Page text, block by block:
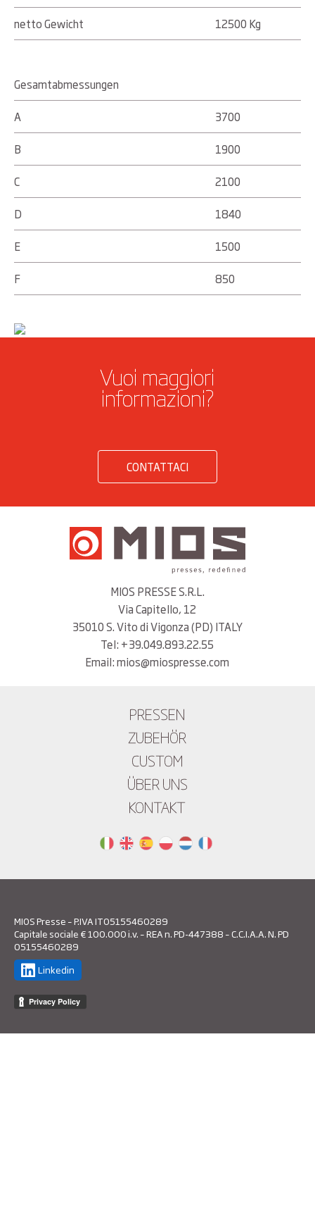
netto Gewicht
12500 Kg
Gesamtabmessungen
A
3700
B
1900
C
2100
D
1840
E
1500
F
850
Vuoi maggiori
informazioni?
CONTATTACI
MIOS PRESSE S.R.L.
Via Capitello, 12
35010 S. Vito di Vigonza (PD) ITALY
Tel: +39.049.893.22.55
Email: mios@miospresse.com
PRESSEN
ZUBEHÖR
CUSTOM
ÜBER UNS
KONTAKT
MIOS Presse – P.IVA IT05155460289
Capitale sociale € 100.000 i.v. – REA n. PD-447388 – C.C.I.A.A. N. PD
05155460289
Linkedin